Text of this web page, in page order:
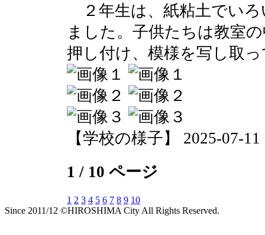
２年生は、紙粘土でい
ました。子供たちは教室
押し付け、模様を写し取
【学校の様子】 2025-07-
1 / 10 ページ
1 2 3 4 5 6 7 8 9 10
Since 2011/12 ©HIROSHIMA City All Rights Reserved.